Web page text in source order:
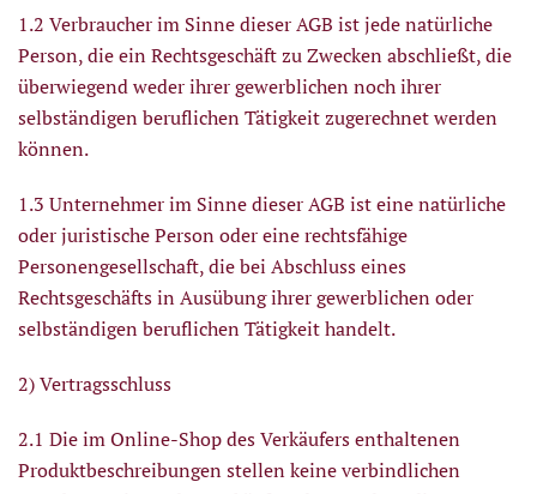
1.2 Verbraucher im Sinne dieser AGB ist jede natürliche
Person, die ein Rechtsgeschäft zu Zwecken abschließt, die
überwiegend weder ihrer gewerblichen noch ihrer
selbständigen beruflichen Tätigkeit zugerechnet werden
können.
1.3 Unternehmer im Sinne dieser AGB ist eine natürliche
oder juristische Person oder eine rechtsfähige
Personengesellschaft, die bei Abschluss eines
Rechtsgeschäfts in Ausübung ihrer gewerblichen oder
selbständigen beruflichen Tätigkeit handelt.
2) Vertragsschluss
2.1 Die im Online-Shop des Verkäufers enthaltenen
Produktbeschreibungen stellen keine verbindlichen